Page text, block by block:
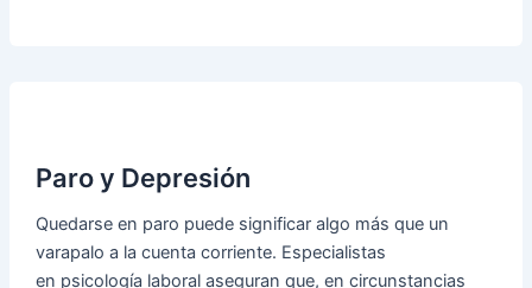
Paro y Depresión
Quedarse en paro puede significar algo más que un
varapalo a la cuenta corriente. Especialistas
en psicología laboral aseguran que, en circunstancias